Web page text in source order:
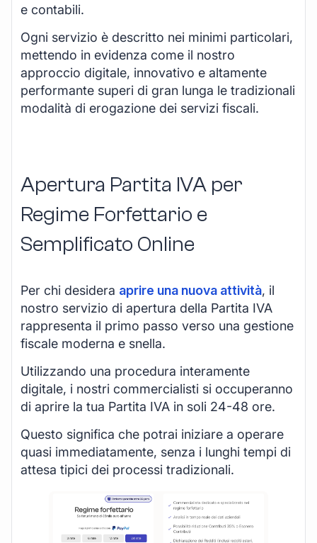
e contabili.
Ogni servizio è descritto nei minimi particolari,
mettendo in evidenza come il nostro
approccio digitale, innovativo e altamente
performante superi di gran lunga le tradizionali
modalità di erogazione dei servizi fiscali.
Apertura Partita IVA per
Regime Forfettario e
Semplificato Online
Per chi desidera aprire una nuova attività, il
nostro servizio di apertura della Partita IVA
rappresenta il primo passo verso una gestione
fiscale moderna e snella.
Utilizzando una procedura interamente
digitale, i nostri commercialisti si occuperanno
di aprire la tua Partita IVA in soli 24-48 ore.
Questo significa che potrai iniziare a operare
quasi immediatamente, senza i lunghi tempi di
attesa tipici dei processi tradizionali.